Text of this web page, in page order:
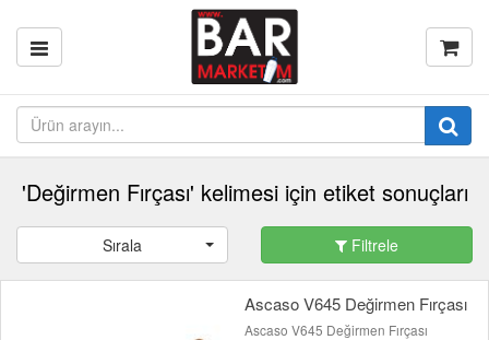
'Değirmen Fırçası' kelimesi için etiket sonuçları
Sırala Filtrele
Ascaso V645 Değirmen Fırçası
Ascaso V645 Değirmen Fırçası